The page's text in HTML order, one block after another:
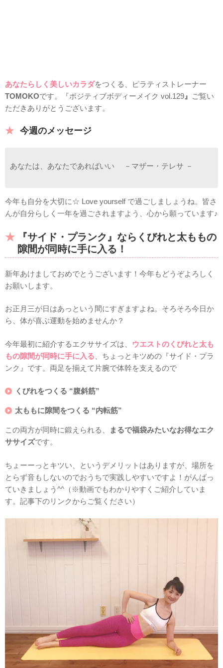
あなたらしく美しいカラダをつくる、ピラティストレーナー
TOMOKOです。『ポジティブボディーメイク vol.129 』 ご覧い
ただきありがとうございます。
今週のメッセージ
あなたは、あなたであればいい －マザー・テレサ －
今年も自分を大切に☆ Love yourself で過ごしましょうね。皆さ
んが自分らしく一年を過ごされますよう、心から願っています♪
『サイド・プランク』ならくびれと太ももの
隙間が同時に手に入る！
新年あけましておめでとうございます！今年もどうぞよろしく
お願いします。
お正月三が日はあっという間にすぎますよね。そろそろ今日か
ら、体が喜ぶ運動を始めませんか？
今年最初に紹介するエクササイズは、 ウエストのくびれと太も
もの隙間が同時に手に入る 、ちょっとキツめの『サイド・プラ
ンク』です。両足を揃えて片腕で体幹を支えるので
くびれをつくる “腹斜筋”
太ももに隙間をつくる “内転筋”
この両方が同時に鍛えられる、
まるで福袋みたいなお得なエク
ササイズです。
ちょーーっとキツい、というデメリットはありますが、場所を
とらず音もしないのでおうちで実践しやすいですよ！がんばっ
ていきましょう^^（※動画でもわかりやすくご紹介していま
す。記事下のリンクからご覧ください）